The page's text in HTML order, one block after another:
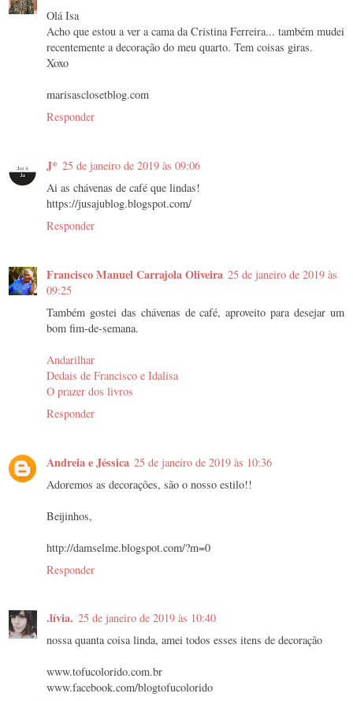
Olá Isa
Acho que estou a ver a cama da Cristina Ferreira... também mudei
recentemente a decoração do meu quarto. Tem coisas giras.
Xoxo
marisasclosetblog.com
Responder
J* 25 de janeiro de 2019 às 09:06
Ai as chávenas de café que lindas!
https://jusajublog.blogspot.com/
Responder
Francisco Manuel Carrajola Oliveira 25 de janeiro de 2019 às
09:25
Também gostei das chávenas de café, aproveito para desejar um
bom fim-de-semana.
Andarilhar
Dedais de Francisco e Idalisa
O prazer dos livros
Responder
Andreia e Jéssica 25 de janeiro de 2019 às 10:36
Adoremos as decorações, são o nosso estilo!!
Beijinhos,
http://damselme.blogspot.com/?m=0
Responder
.lívia. 25 de janeiro de 2019 às 10:40
nossa quanta coisa linda, amei todos esses itens de decoração
www.tofucolorido.com.br
www.facebook.com/blogtofucolorido